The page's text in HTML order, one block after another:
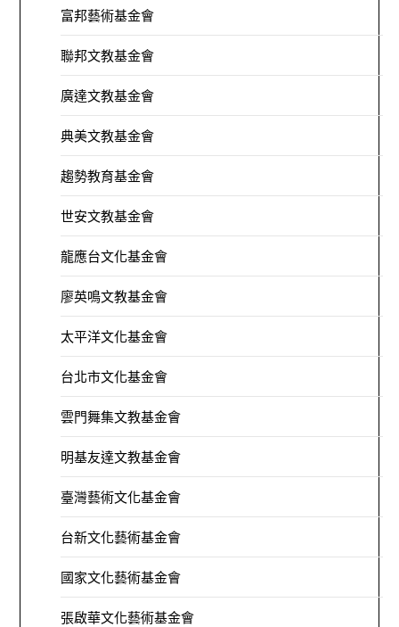
富邦藝術基金會
聯邦文教基金會
廣達文教基金會
典美文教基金會
趨勢教育基金會
世安文教基金會
龍應台文化基金會
廖英鳴文教基金會
太平洋文化基金會
台北市文化基金會
雲門舞集文教基金會
明基友達文教基金會
臺灣藝術文化基金會
台新文化藝術基金會
國家文化藝術基金會
張啟華文化藝術基金會